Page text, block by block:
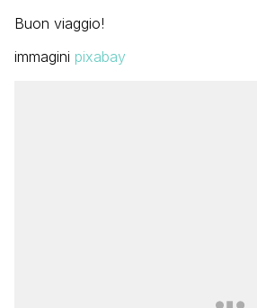
Buon viaggio!
immagini pixabay